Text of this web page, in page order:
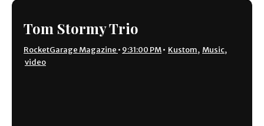
Tom Stormy Trio
RocketGarage Magazine • 9:31:00 PM• Kustom, Music,
video